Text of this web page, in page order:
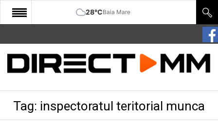
28°CBaia Mare
START
COMUNITATE
CULTURA
Tag: inspectoratul teritorial munca